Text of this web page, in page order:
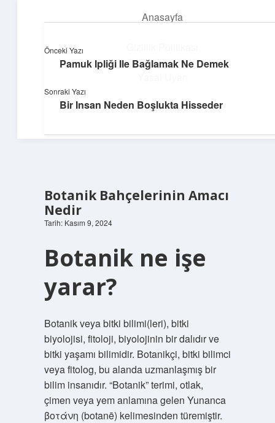
Anasayfa
Hakkımızda
Neşeli Bilgi Durağı
Hızlı hikayelerle gününü şenlendir!
Botanik Bahçelerinin Amacı
Nedir
Tarih: Kasım 9, 2024
Botanik ne işe
yarar?
Botanik veya bitki bilimi(leri), bitki
biyolojisi, fitoloji, biyolojinin bir dalıdır ve
bitki yaşamı bilimidir. Botanikçi, bitki bilimci
veya fitolog, bu alanda uzmanlaşmış bir
bilim insanıdır. “Botanik” terimi, otlak,
çimen veya yem anlamına gelen Yunanca
βοτάνη (botanē) kelimesinden türemiştir.
Önceki Yazı
Pamuk Ipliği Ile Bağlamak Ne Demek
Sonraki Yazı
Bir Insan Neden Boşlukta Hisseder